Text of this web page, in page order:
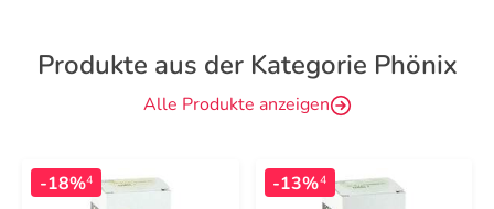
Produkte aus der Kategorie Phönix
Alle Produkte anzeigen
-18%4 -13%4